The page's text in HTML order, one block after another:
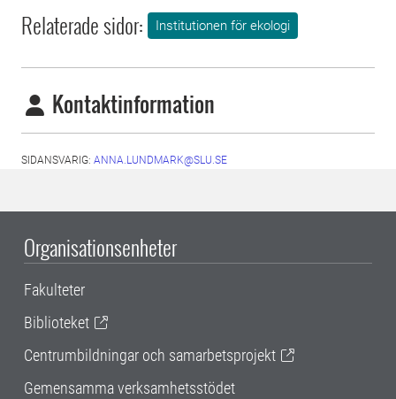
Relaterade sidor: Institutionen för ekologi
Kontaktinformation
SIDANSVARIG: ANNA.LUNDMARK@SLU.SE
Organisationsenheter
Fakulteter
Biblioteket
Centrumbildningar och samarbetsprojekt
Gemensamma verksamhetsstödet